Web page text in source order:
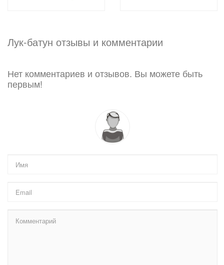
Лук-батун отзывы и комментарии
Нет комментариев и отзывов. Вы можете быть
первым!